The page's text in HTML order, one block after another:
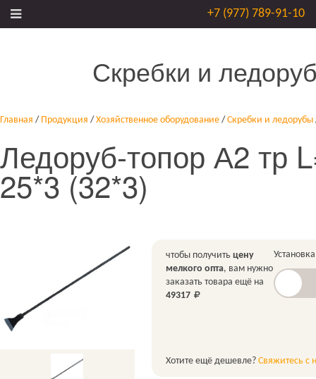
+7 (977) 789-91-10
Скребки и
Главная / Продукция / Хозяйственное оборудование / Скребки и ледорубы
Ледоруб-топор А2 тр
25*3 (32*3)
чтобы получить цену
мелкого опта, вам нужно
заказать товара ещё на
49317
Установка
Хотите ещё дешевле? Свяжитесь с